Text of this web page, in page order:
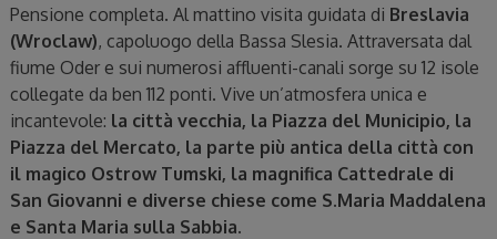
Pensione completa. Al mattino visita guidata di Breslavia
(Wroclaw), capoluogo della Bassa Slesia. Attraversata dal
fiume Oder e sui numerosi affluenti-canali sorge su 12 isole
collegate da ben 112 ponti. Vive un’atmosfera unica e
incantevole: la città vecchia, la Piazza del Municipio, la
Piazza del Mercato, la parte più antica della città con
il magico Ostrow Tumski, la magnifica Cattedrale di
San Giovanni e diverse chiese come S.Maria Maddalena
e Santa Maria sulla Sabbia.